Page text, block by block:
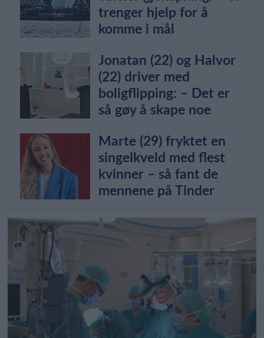
trenger hjelp for å
komme i mål
Jonatan (22) og Halvor
(22) driver med
boligflipping: – Det er
så gøy å skape noe
Marte (29) fryktet en
singelkveld med flest
kvinner – så fant de
mennene på Tinder